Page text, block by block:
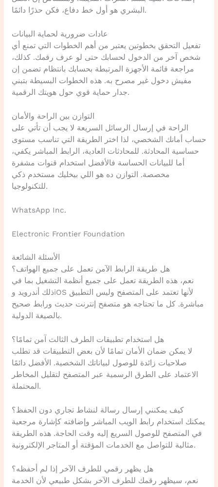
البشري هو أول خط دفاع، فكن حذرًا دائمًا.
عادات ضرورية لحماية البيانات
تفعيل التحقق بخطوتين يعتبر من أهم الخطوات التي تمنع أي
شخص آخر من الدخول لحسابك حتى لو عرف رقمك. كذلك،
مراجعة قائمة الأجهزة المرتبطة بحسابك بانتظام تضمن إن
مفيش دخول غير مصرح به. هذه الخطوات البسيطة بتبني
جدار حماية قوي حول هويتك الرقمية.
التوازن بين الراحة والأمان
الراحة في إرسال الرسائل السريعة لا يجب أن تأتي على
حساب أمانك الشخصي، لذا اختر الطريقة التي تناسب مستوى
حساسية المحادثة. للمحادثات العادية، الرابط المباشر يكفي،
أما للبيانات الحساسة فالأفضل استخدام قنوات مشفرة
مخصصة. التوازن ده هو اللي بيخليك مستخدم ذكي
للتكنولوجيا.
WhatsApp Inc.
Electronic Frontier Foundation
الأسئلة الشائعة
هل طريقة الرابط الآمن تعمل على جميع الهواتف؟
نعم، هذه الطريقة تعمل على جميع أنظمة التشغيل بما في
ذلك أندرويد وiOS لأنها تعتمد على المتصفح وليس التطبيق
مباشرة. كل ما تحتاجه هو متصفح إنترنت حديث ورابط صحيح
بالصيغة الدولية.
هل استخدام تطبيقات الطرف الثالث آمن تمامًا؟
لا يمكن ضمان الأمان تمامًا لأن بعض التطبيقات قد تطلب
صلاحيات زائدة للوصول لبياناتك الشخصية. الأفضل دائمًا
الاعتماد على الطرق الرسمية عبر المتصفح لتقليل المخاطر
المحتملة.
كيف يمكنني إرسال رسالة لنشاط تجاري دون الحفظ؟
يمكنك استخدام رابط الويب المباشر وإضافته كإشارة مرجعية
في المتصفح للوصول السريع إليه وقت الحاجة. هذه الطريقة
مثالية للتواصل مع الخدمات المؤقتة أو المتاجر الإلكترونية.
هل يظهر رقمي للطرف الآخر إذا لم أحفظه؟
نعم، سيظهر رقمك للطرف الآخر بشكل طبيعي لأن الخدمة